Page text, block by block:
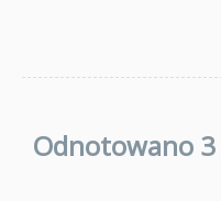
Odnotowano 3